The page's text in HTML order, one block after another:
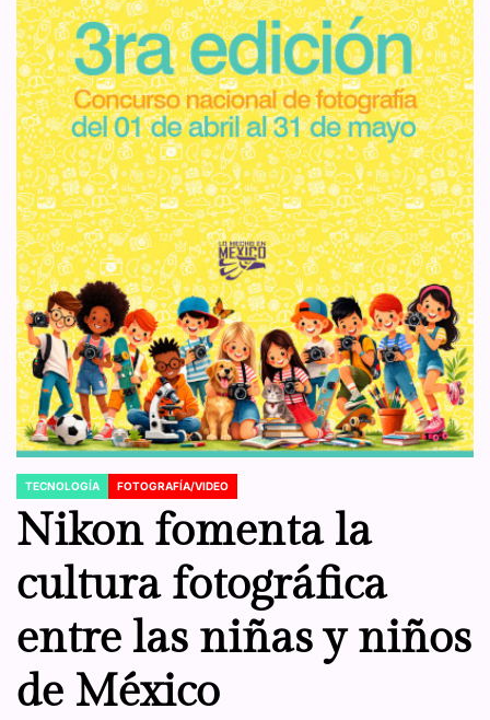
POSTED
IN
TECNOLOGÍA FOTOGRAFÍA/VIDEO
Nikon fomenta la
cultura fotográfica
entre las niñas y niños
de México